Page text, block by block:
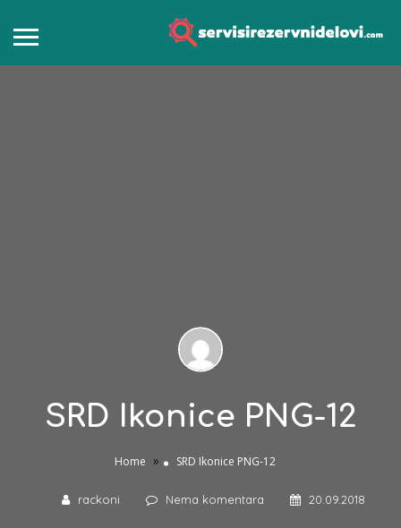
SRD Ikonice PNG-12
Home » SRD Ikonice PNG-12
rackoni Nema komentara 20.09.2018